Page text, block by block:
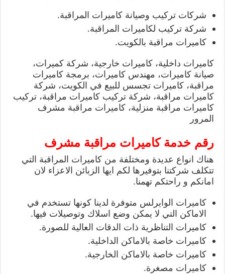
شركات تركيب وصيانة كاميرات المراقبة.
شركة تركيب لكاميرات المراقبة.
كاميرات مراقبة بالكويت.
كاميرات داخلية، كاميرات خارجية، شركة كميرات،
صيانة كاميرات، مهندس كاميرات، برمجة كاميرات
مراقبة، كاميرات تجسس للبيع في الكويت، شركة
كاميرات مراقبة، شركة تركيب كاميرات مراقبة، تركيب
كاميرات مراقبة منزلية، كاميرات مراقبة مشرف
المرور
رقم خدمة كاميرات مراقبة مشرف
هناك انواع عديدة ومختلفة من كاميرات المراقبة التي
تتكلف شركتنا بتوفيرها لكم ايها الزبائن الاعزاء لان
امانكم و راحتكم تهمنا.
كاميرات الوايرلس متوفرة لدينا كونها تستخدم في
الاماكن التي لا يمكن وضع اسلاك وتوصيلات فيها.
كاميرات التناظرية ذات الدقات العالية للصورة.
كاميرات خاصة بالاماكن الداخلية.
كاميرات خاصة بالاماكن الخارجية.
كاميرات مصغرة.